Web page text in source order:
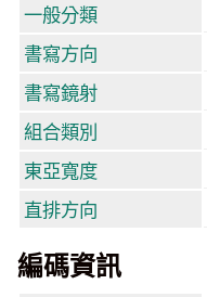
一般分類
書寫方向
書寫鏡射
組合類別
東亞寬度
直排方向
編碼資訊